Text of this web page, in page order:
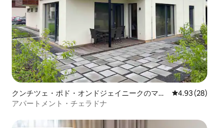
クンチツェ・ポド・オンドジェイニークのマン
ション・アパート
レビュー28
4.93 (28)
アパートメント・チェラドナ